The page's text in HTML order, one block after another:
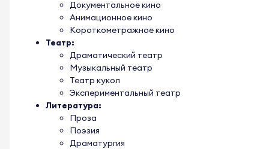
Документальное кино
Анимационное кино
Короткометражное кино
Театр:
Драматический театр
Музыкальный театр
Театр кукол
Экспериментальный театр
Литература:
Проза
Поэзия
Драматургия